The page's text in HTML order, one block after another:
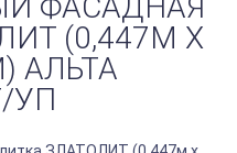
(0,447М Х
АЛЬТА
УП